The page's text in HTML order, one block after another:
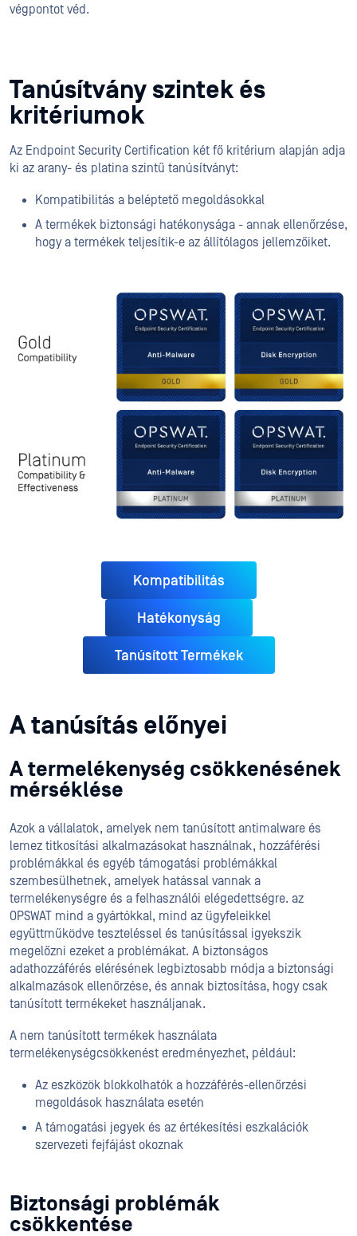
végpontot véd.
Tanúsítvány szintek és
kritériumok
Az Endpoint Security Certification két fő kritérium alapján adja
ki az arany- és platina szintű tanúsítványt:
Kompatibilitás a beléptető megoldásokkal
A termékek biztonsági hatékonysága - annak ellenőrzése,
hogy a termékek teljesítik-e az állítólagos jellemzőiket.
Kompatibilitás
Hatékonyság
Tanúsított Termékek
A tanúsítás előnyei
A termelékenység csökkenésének
mérséklése
Azok a vállalatok, amelyek nem tanúsított antimalware és
lemez titkosítási alkalmazásokat használnak, hozzáférési
problémákkal és egyéb támogatási problémákkal
szembesülhetnek, amelyek hatással vannak a
termelékenységre és a felhasználói elégedettségre. az
OPSWAT mind a gyártókkal, mind az ügyfeleikkel
együttműködve teszteléssel és tanúsítással igyekszik
megelőzni ezeket a problémákat. A biztonságos
adathozzáférés elérésének legbiztosabb módja a biztonsági
alkalmazások ellenőrzése, és annak biztosítása, hogy csak
tanúsított termékeket használjanak.
A nem tanúsított termékek használata
termelékenységcsökkenést eredményezhet, például:
Az eszközök blokkolhatók a hozzáférés-ellenőrzési
megoldások használata esetén
A támogatási jegyek és az értékesítési eszkalációk
szervezeti fejfájást okoznak
Biztonsági problémák
csökkentése